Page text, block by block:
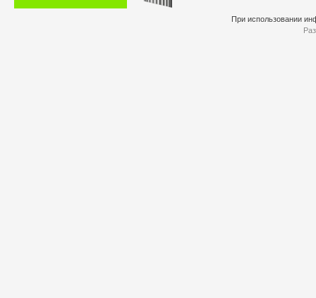
При использовании